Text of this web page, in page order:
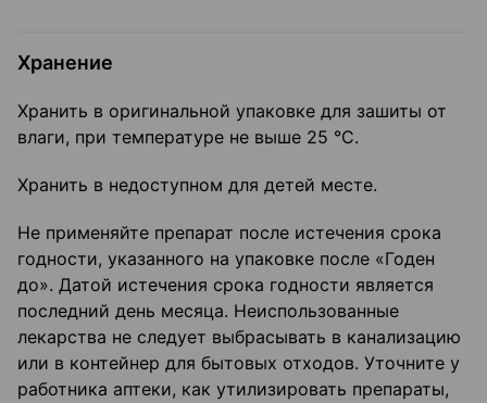
Хранение
Хранить в оригинальной упаковке для зашиты от
влаги, при температуре не выше 25 °C.
Хранить в недоступном для детей месте.
Не применяйте препарат после истечения срока
годности, указанного на упаковке после «Годен
до». Датой истечения срока годности является
последний день месяца. Неиспользованные
лекарства не следует выбрасывать в канализацию
или в контейнер для бытовых отходов. Уточните у
работника аптеки, как утилизировать препараты,